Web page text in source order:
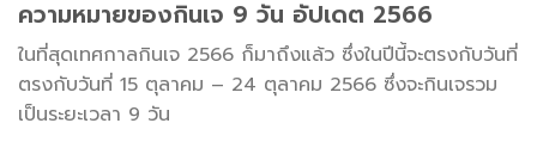
ความหมายของกินเจ 9 วัน อัปเดต 2566
ในที่สุดเทศกาลกินเจ 2566 ก็มาถึงแล้ว ซึ่งในปีนี้จะตรงกับวันที่
ตรงกับวันที่ 15 ตุลาคม – 24 ตุลาคม 2566 ซึ่งจะกินเจรวม
เป็นระยะเวลา 9 วัน